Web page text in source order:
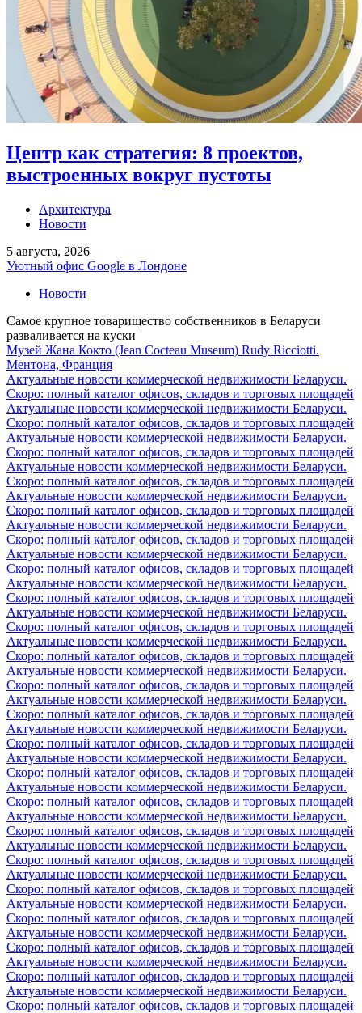
Центр как стратегия: 8 проектов,
выстроенных вокруг пустоты
Архитектура
Новости
5 августа, 2026
Уютный офис Google в Лондоне
Новости
Самое крупное товарищество собственников в Беларуси
разваливается на куски
Музей Жана Кокто (Jean Cocteau Museum) Rudy Ricciotti.
Ментона, Франция
Актуальные новости коммерческой недвижимости Беларуси.
Скоро: полный каталог офисов, складов и торговых площадей
Актуальные новости коммерческой недвижимости Беларуси.
Скоро: полный каталог офисов, складов и торговых площадей
Актуальные новости коммерческой недвижимости Беларуси.
Скоро: полный каталог офисов, складов и торговых площадей
Актуальные новости коммерческой недвижимости Беларуси.
Скоро: полный каталог офисов, складов и торговых площадей
Актуальные новости коммерческой недвижимости Беларуси.
Скоро: полный каталог офисов, складов и торговых площадей
Актуальные новости коммерческой недвижимости Беларуси.
Скоро: полный каталог офисов, складов и торговых площадей
Актуальные новости коммерческой недвижимости Беларуси.
Скоро: полный каталог офисов, складов и торговых площадей
Актуальные новости коммерческой недвижимости Беларуси.
Скоро: полный каталог офисов, складов и торговых площадей
Актуальные новости коммерческой недвижимости Беларуси.
Скоро: полный каталог офисов, складов и торговых площадей
Актуальные новости коммерческой недвижимости Беларуси.
Скоро: полный каталог офисов, складов и торговых площадей
Актуальные новости коммерческой недвижимости Беларуси.
Скоро: полный каталог офисов, складов и торговых площадей
Актуальные новости коммерческой недвижимости Беларуси.
Скоро: полный каталог офисов, складов и торговых площадей
Актуальные новости коммерческой недвижимости Беларуси.
Скоро: полный каталог офисов, складов и торговых площадей
Актуальные новости коммерческой недвижимости Беларуси.
Скоро: полный каталог офисов, складов и торговых площадей
Актуальные новости коммерческой недвижимости Беларуси.
Скоро: полный каталог офисов, складов и торговых площадей
Актуальные новости коммерческой недвижимости Беларуси.
Скоро: полный каталог офисов, складов и торговых площадей
Актуальные новости коммерческой недвижимости Беларуси.
Скоро: полный каталог офисов, складов и торговых площадей
Актуальные новости коммерческой недвижимости Беларуси.
Скоро: полный каталог офисов, складов и торговых площадей
Актуальные новости коммерческой недвижимости Беларуси.
Скоро: полный каталог офисов, складов и торговых площадей
Актуальные новости коммерческой недвижимости Беларуси.
Скоро: полный каталог офисов, складов и торговых площадей
Актуальные новости коммерческой недвижимости Беларуси.
Скоро: полный каталог офисов, складов и торговых площадей
Актуальные новости коммерческой недвижимости Беларуси.
Скоро: полный каталог офисов, складов и торговых площадей